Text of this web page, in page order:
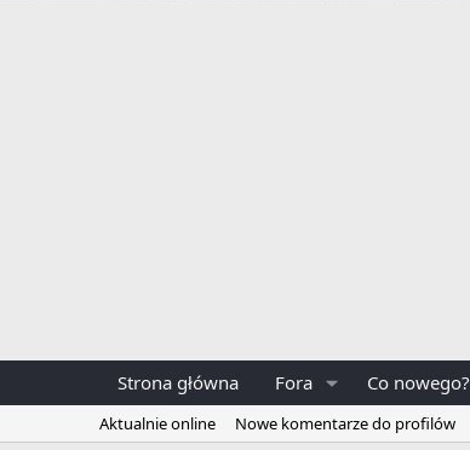
Strona główna Fora Co nowego?
Aktualnie online Nowe komentarze do profilów